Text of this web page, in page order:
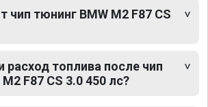
чип тюнинг BMW M2 F87 CS
расход топлива после чип
F87 CS 3.0 450 лс?